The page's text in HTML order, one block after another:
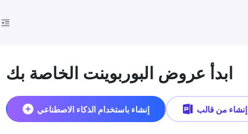
ابدأ عروض البوربوينت الخاصة بك
إنشاء باستخدام الذكاء الاصطناعي إنشاء من قالب